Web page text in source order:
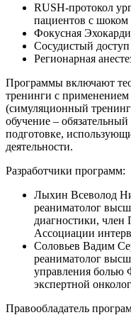
RUSH-протокол
пациентов с шоком
Фокусная
Сосудистый доступ
Регионарная
Программы включают
тренинги с
(симуляционный
обучение –
подготовке,
деятельности.
Разработчики программ:
Лыхин Всеволод
реаниматолог
диагностики, член
Ассоциации
Соловьев Вадим
реаниматолог
управления болью
экспертной
Правообладатель